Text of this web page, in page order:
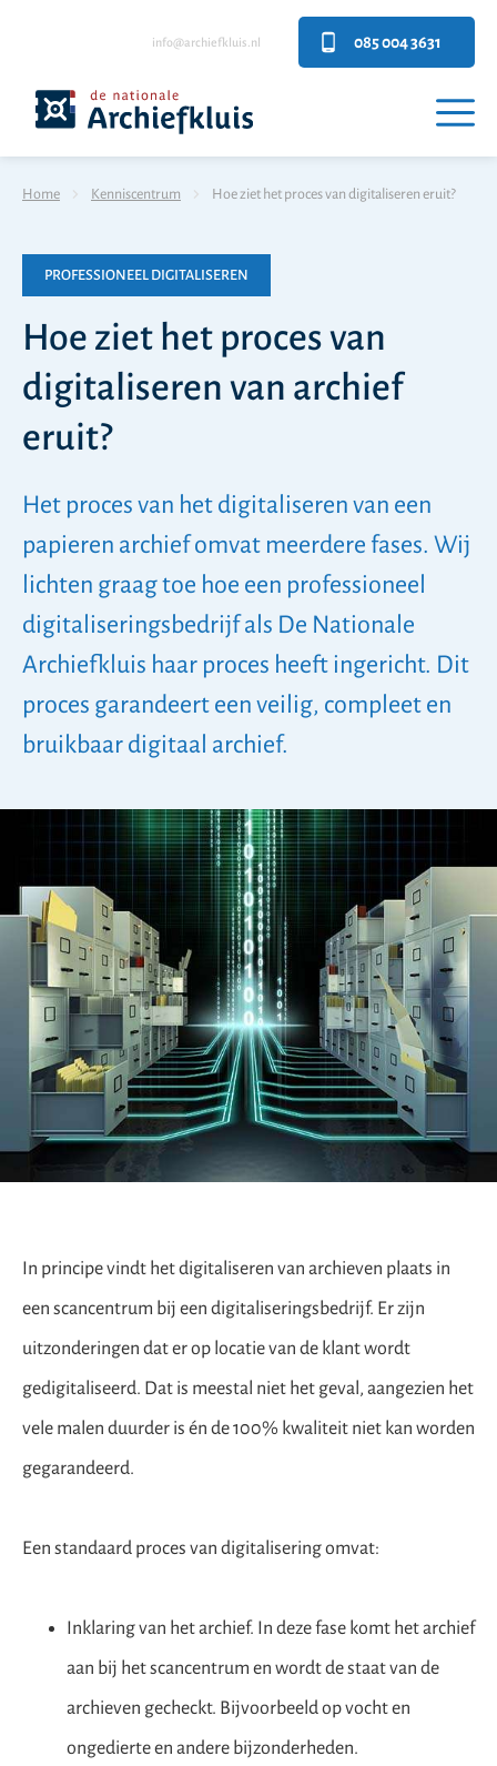
info@archiefkluis.nl 085 004 3631
Home Kenniscentrum Hoe ziet het proces van digitaliseren eruit?
PROFESSIONEEL DIGITALISEREN
Hoe ziet het proces van
digitaliseren van archief
eruit?
Het proces van het digitaliseren van een
papieren archief omvat meerdere fases. Wij
lichten graag toe hoe een professioneel
digitaliseringsbedrijf als De Nationale
Archiefkluis haar proces heeft ingericht. Dit
proces garandeert een veilig, compleet en
bruikbaar digitaal archief.
In principe vindt het digitaliseren van archieven plaats in
een scancentrum bij een digitaliseringsbedrijf. Er zijn
uitzonderingen dat er op locatie van de klant wordt
gedigitaliseerd. Dat is meestal niet het geval, aangezien het
vele malen duurder is én de 100% kwaliteit niet kan worden
gegarandeerd.
Een standaard proces van digitalisering omvat:
Inklaring van het archief. In deze fase komt het archief
aan bij het scancentrum en wordt de staat van de
archieven gecheckt. Bijvoorbeeld op vocht en
ongedierte en andere bijzonderheden.